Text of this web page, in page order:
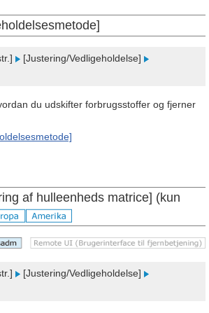
[Justering/Vedligeholdelse]
du udskifter forbrugsstoffer og fjerner
af hulleenheds matrice] (kun
[Justering/Vedligeholdelse]